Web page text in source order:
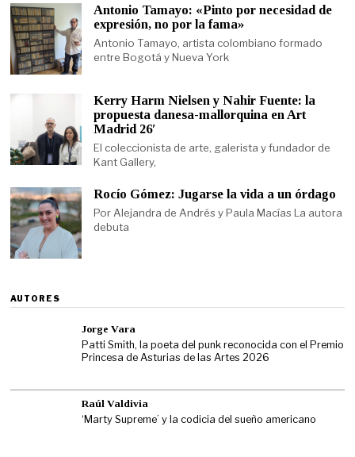
Antonio Tamayo: «Pinto por necesidad de
expresión, no por la fama»
Antonio Tamayo, artista colombiano formado
entre Bogotá y Nueva York
Kerry Harm Nielsen y Nahir Fuente: la
propuesta danesa-mallorquina en Art
Madrid 26′
El coleccionista de arte, galerista y fundador de
Kant Gallery,
Rocío Gómez: Jugarse la vida a un órdago
Por Alejandra de Andrés y Paula Macías La autora
debuta
AUTORES
Jorge Vara
Patti Smith, la poeta del punk reconocida con el Premio
Princesa de Asturias de las Artes 2026
Raúl Valdivia
‘Marty Supreme’ y la codicia del sueño americano